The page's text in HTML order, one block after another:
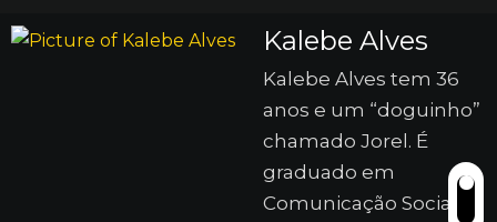
Kalebe Alves
Kalebe Alves tem 36
anos e um “doguinho”
chamado Jorel. É
graduado em
Comunicação Social